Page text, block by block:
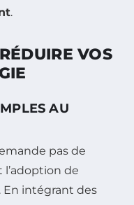
.
VOS
AU
pas de
de
En intégrant des